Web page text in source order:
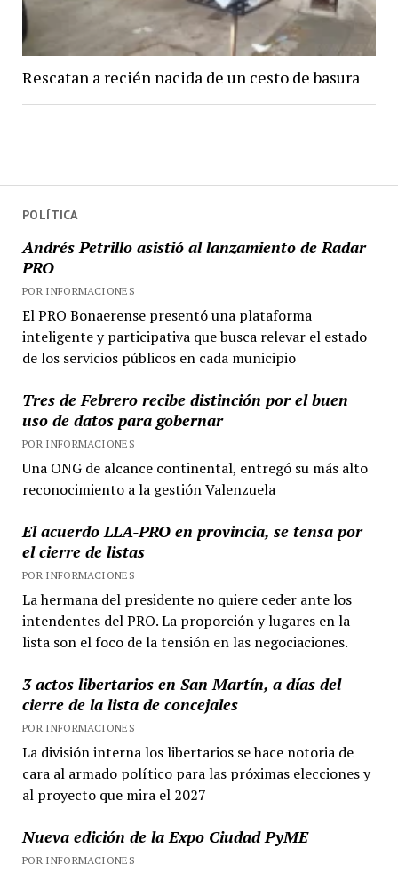
POLÍTICA
Andrés Petrillo asistió al lanzamiento de Radar
PRO
POR INFORMACIONES
El PRO Bonaerense presentó una plataforma
inteligente y participativa que busca relevar el estado
de los servicios públicos en cada municipio
Tres de Febrero recibe distinción por el buen
uso de datos para gobernar
POR INFORMACIONES
Una ONG de alcance continental, entregó su más alto
reconocimiento a la gestión Valenzuela
El acuerdo LLA-PRO en provincia, se tensa por
el cierre de listas
POR INFORMACIONES
La hermana del presidente no quiere ceder ante los
intendentes del PRO. La proporción y lugares en la
lista son el foco de la tensión en las negociaciones.
3 actos libertarios en San Martín, a días del
cierre de la lista de concejales
POR INFORMACIONES
La división interna los libertarios se hace notoria de
cara al armado político para las próximas elecciones y
al proyecto que mira el 2027
Nueva edición de la Expo Ciudad PyME
POR INFORMACIONES
Rescatan a recién nacida de un cesto de basura